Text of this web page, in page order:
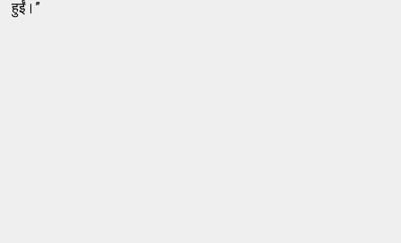
हुईं।”